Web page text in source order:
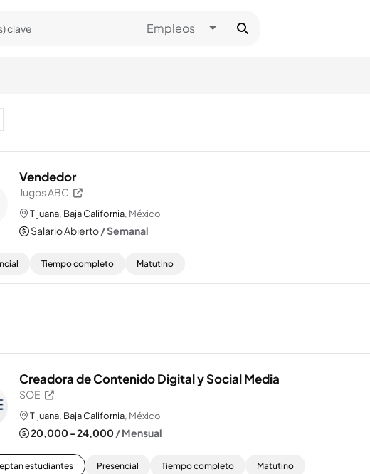
Empleos Toggle Dropdown
Vendedor
Jugos ABC
Tijuana, Baja California, México
Salario Abierto/ Semanal
Tiempo completo Matutino
Creadora de Contenido Digital y Social Media
SOE
Tijuana, Baja California, México
20,000 - 24,000/ Mensual
estudiantes Presencial Tiempo completo Matutino